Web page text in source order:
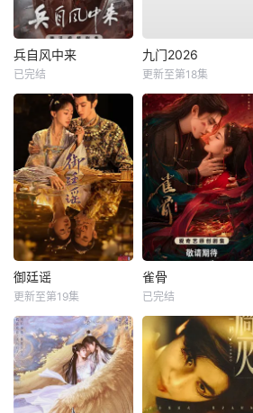
兵自风中来
已完结
九门2026
更新至第18集
御廷谣
更新至第19集
雀骨
已完结